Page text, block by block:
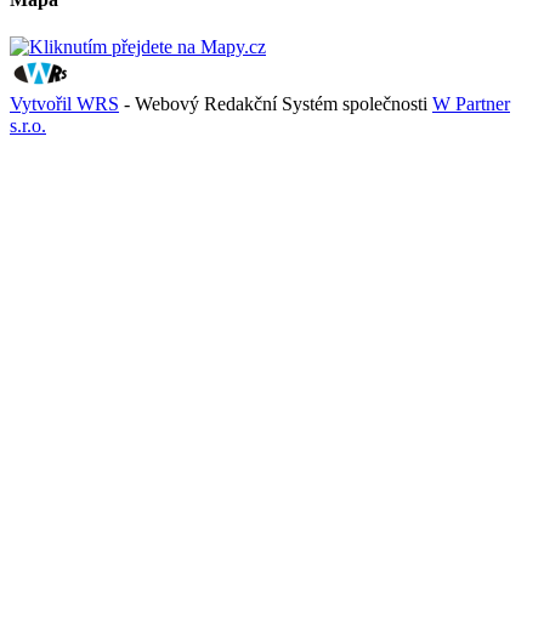
Vytvořil WRS - Webový Redakční Systém společnosti W Partner
s.r.o.